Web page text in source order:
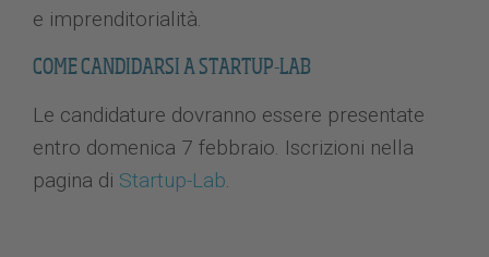
e imprenditorialità.
COME CANDIDARSI A STARTUP-LAB
Le candidature dovranno essere presentate
entro domenica 7 febbraio. Iscrizioni nella
pagina di Startup-Lab.